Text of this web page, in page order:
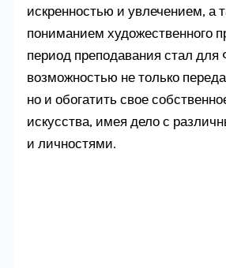
искренностью и увлечением, а
пониманием художественного
период преподавания стал
возможностью не только
но и обогатить свое
искусства, имея дело с
и личностями.